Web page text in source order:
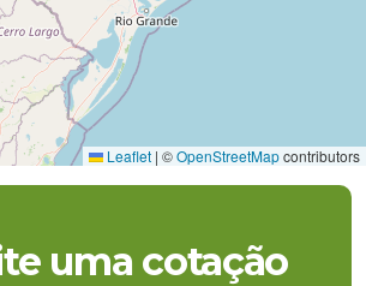
Leaflet | ©OpenStreetMapcontributors
uma cotação